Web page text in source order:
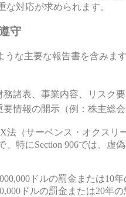
な対応が求められます。
守
な主要な報告書を含みます
務諸表、事業内容、リスク
要情報の開示（例：株主総
法（サーベンス・オクス
、特にSection 906では、虚
ドルの罰金または10年
ドルの罰金または20年の